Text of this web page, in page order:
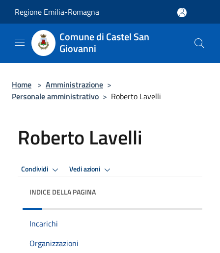
Regione Emilia-Romagna
Comune di Castel San
Giovanni
Home > Amministrazione >
Personale amministrativo > Roberto Lavelli
Roberto Lavelli
Condividi Vedi azioni
INDICE DELLA PAGINA
Incarichi
Organizzazioni